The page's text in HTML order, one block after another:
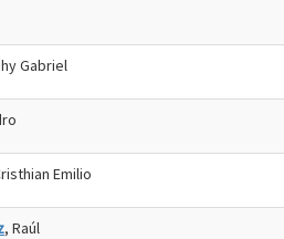
Gabriel
Emilio
, Raúl